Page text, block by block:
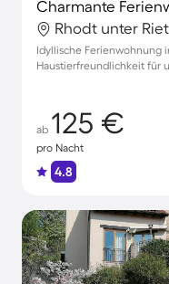
Idyllische Ferienwohnung
Haustierfreundlichkeit für
ab 125 €
pro Nacht
4.8